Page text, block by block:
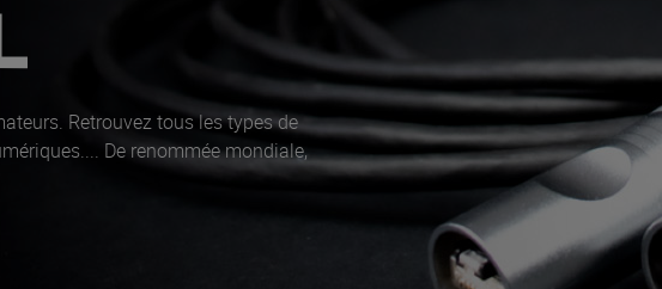
Retrouvez tous les types de
De renommée mondiale,